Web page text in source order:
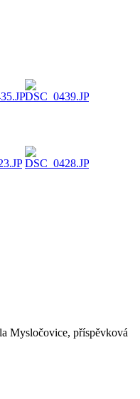
Mysločovice, příspěvková